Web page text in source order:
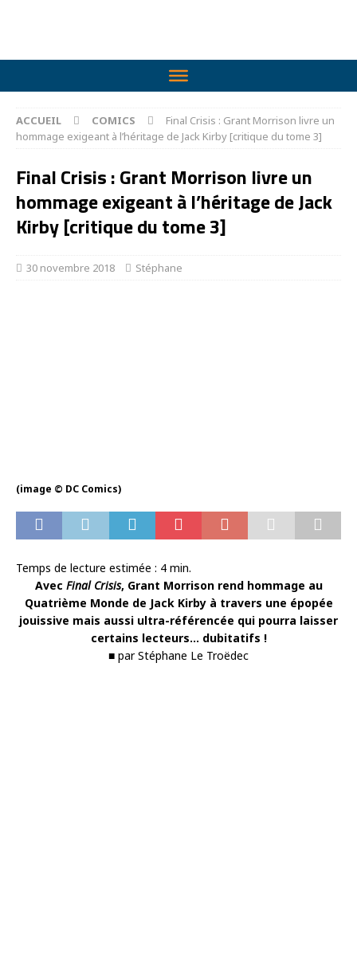
ACCUEIL COMICS
Final Crisis : Grant Morrison livre un
hommage exigeant à l’héritage de Jack Kirby [critique du tome 3]
Final Crisis : Grant Morrison livre un
hommage exigeant à l’héritage de Jack
Kirby [critique du tome 3]
30 novembre 2018 Stéphane
(image © DC Comics)
Temps de lecture estimée : 4 min.
Avec Final Crisis, Grant Morrison rend hommage au
Quatrième Monde de Jack Kirby à travers une épopée
jouissive mais aussi ultra-référencée qui pourra laisser
certains lecteurs… dubitatifs !
■ par Stéphane Le Troëdec